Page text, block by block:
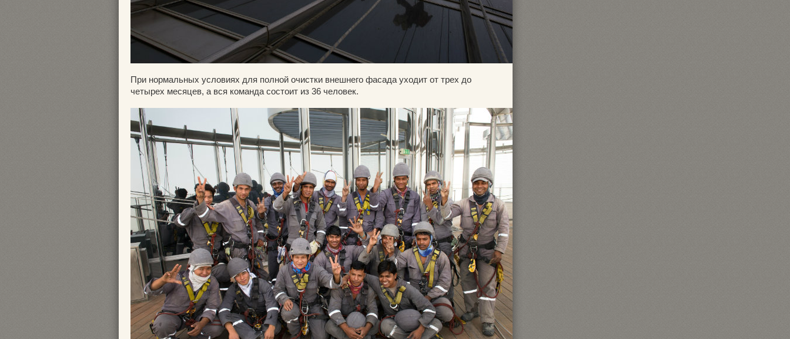
При нормальных условиях для полной очистки внешнего фасада уходит от трех до
четырех месяцев, а вся команда состоит из 36 человек.